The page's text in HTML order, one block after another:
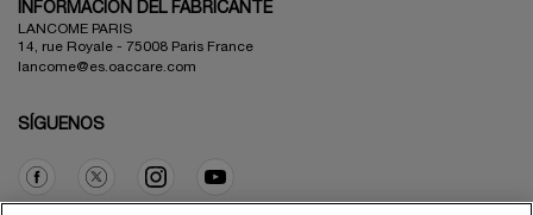
INFORMACIÓN DEL FABRICANTE
LANCOME PARIS
14, rue Royale - 75008 Paris France
lancome@es.oaccare.com
SÍGUENOS